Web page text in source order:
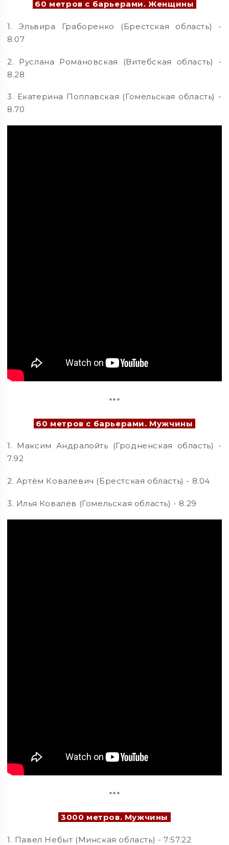
60 метров с барьерами. Женщины
1. Эльвира Граборенко (Брестская область) -
8.07
2. Руслана Романовская (Витебская область) -
8.28
3. Екатерина Поплавская (Гомельская область) -
8.70
***
60 метров с барьерами. Мужчины
1. Максим Андралойть (Гродненская область) -
7.92
2. Артём Ковалевич (Брестская область) - 8.04
3. Илья Ковалёв (Гомельская область) - 8.29
***
3000 метров. Мужчины
1. Павел Небыт (Минская область) - 7:57.22